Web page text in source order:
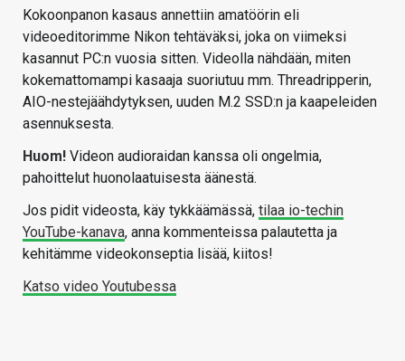
Kokoonpanon kasaus annettiin amatöörin eli
videoeditorimme Nikon tehtäväksi, joka on viimeksi
kasannut PC:n vuosia sitten. Videolla nähdään, miten
kokemattomampi kasaaja suoriutuu mm. Threadripperin,
AIO-nestejäähdytyksen, uuden M.2 SSD:n ja kaapeleiden
asennuksesta.
Huom! Videon audioraidan kanssa oli ongelmia,
pahoittelut huonolaatuisesta äänestä.
Jos pidit videosta, käy tykkäämässä, tilaa io-techin
YouTube-kanava, anna kommenteissa palautetta ja
kehitämme videokonseptia lisää, kiitos!
Katso video Youtubessa